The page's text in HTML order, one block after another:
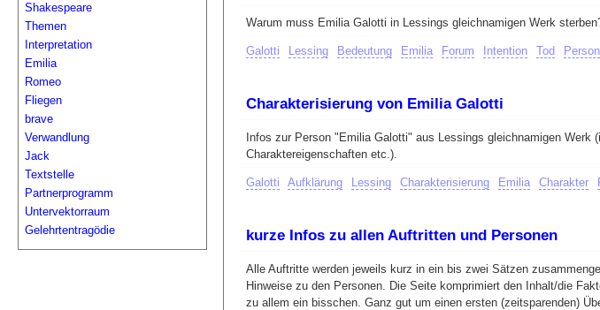
Shakespeare
Themen
Interpretation
Emilia
Romeo
Fliegen
brave
Verwandlung
Jack
Textstelle
Partnerprogramm
Untervektorraum
Gelehrtentragödie
Warum muss Emilia Galotti in Lessings gleichnamigen Werk
Galotti Lessing Bedeutung Emilia Forum Intention Tod Person
Charakterisierung von Emilia Galotti
Infos zur Person "Emilia Galotti" aus Lessings gleichnamigen Werk
Charaktereigenschaften etc.).
Galotti Aufklärung Lessing Charakterisierung Emilia Charakter
kurze Infos zu allen Auftritten und Personen
Alle Auftritte werden jeweils kurz in ein bis zwei Sätzen
Hinweise zu den Personen. Die Seite komprimiert den Inhalt/die
zu allem ein bisschen. Ganz gut um einen ersten (zeitsparenden)